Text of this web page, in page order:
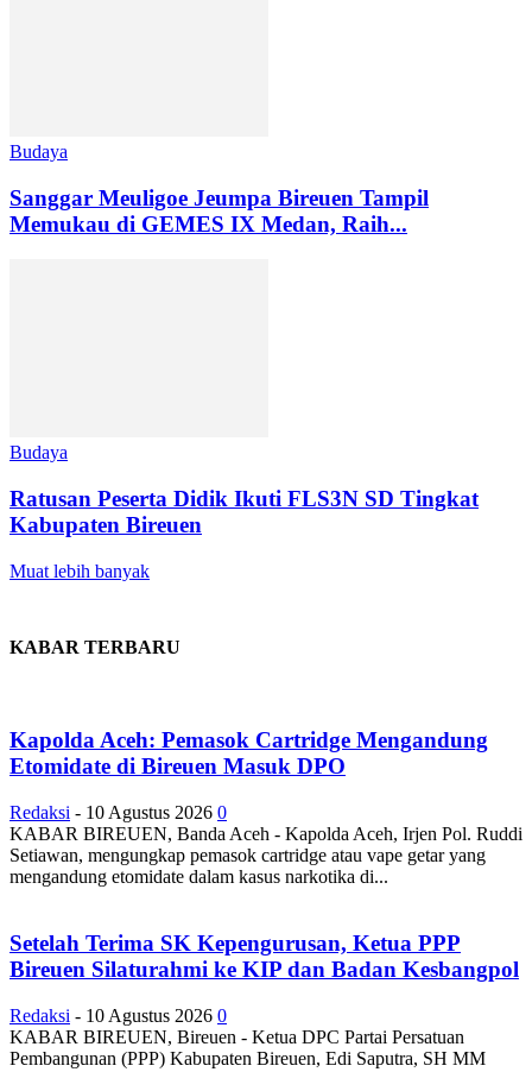
Budaya
Sanggar Meuligoe Jeumpa Bireuen Tampil
Memukau di GEMES IX Medan, Raih...
Budaya
Ratusan Peserta Didik Ikuti FLS3N SD Tingkat
Kabupaten Bireuen
Muat lebih banyak
KABAR TERBARU
Kapolda Aceh: Pemasok Cartridge Mengandung
Etomidate di Bireuen Masuk DPO
Redaksi - 10 Agustus 2026 0
KABAR BIREUEN, ‎Banda Aceh - Kapolda Aceh, Irjen Pol. Ruddi
Setiawan, mengungkap pemasok cartridge atau vape getar yang
mengandung etomidate dalam kasus narkotika di...
Setelah Terima SK Kepengurusan, Ketua PPP
Bireuen Silaturahmi ke KIP dan Badan Kesbangpol
Redaksi - 10 Agustus 2026 0
KABAR BIREUEN, Bireuen - Ketua DPC Partai Persatuan
Pembangunan (PPP) Kabupaten Bireuen, Edi Saputra, SH MM